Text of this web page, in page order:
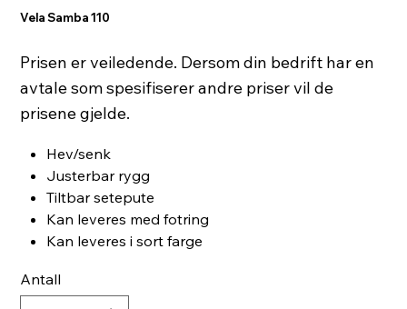
Vela Samba 110
Prisen er veiledende. Dersom din bedrift har en
avtale som spesifiserer andre priser vil de
prisene gjelde.
Hev/senk
Justerbar rygg
Tiltbar setepute
Kan leveres med fotring
Kan leveres i sort farge
Antall